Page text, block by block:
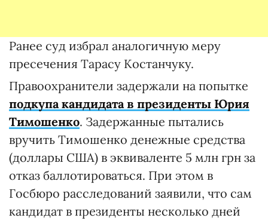
Ранее суд избрал аналогичную меру
пресечения Тарасу Костанчуку.
Правоохранители задержали на попытке
подкупа кандидата в президенты Юрия
Тимошенко. Задержанные пытались
вручить Тимошенко денежные средства
(доллары США) в эквиваленте 5 млн грн за
отказ баллотироваться. При этом в
Госбюро расследований заявили, что сам
кандидат в президенты несколько дней